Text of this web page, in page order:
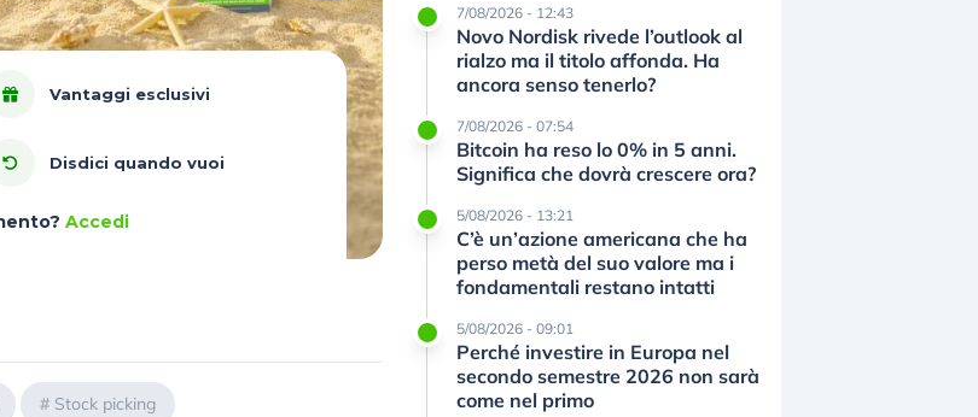
Vantaggi esclusivi
Disdici quando vuoi
Accedi
# Stock picking
7/08/2026 - 12:43
Novo Nordisk rivede l’outlook al
rialzo ma il titolo affonda. Ha
ancora senso tenerlo?
7/08/2026 - 07:54
Bitcoin ha reso lo 0% in 5 anni.
Significa che dovrà crescere ora?
5/08/2026 - 13:21
C’è un’azione americana che ha
perso metà del suo valore ma i
fondamentali restano intatti
5/08/2026 - 09:01
Perché investire in Europa nel
secondo semestre 2026 non sarà
come nel primo